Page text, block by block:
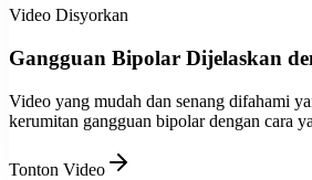
Video Disyorkan
Gangguan Bipolar Dijelaskan
Video yang mudah dan senang difahami
kerumitan gangguan bipolar dengan cara
Tonton Video